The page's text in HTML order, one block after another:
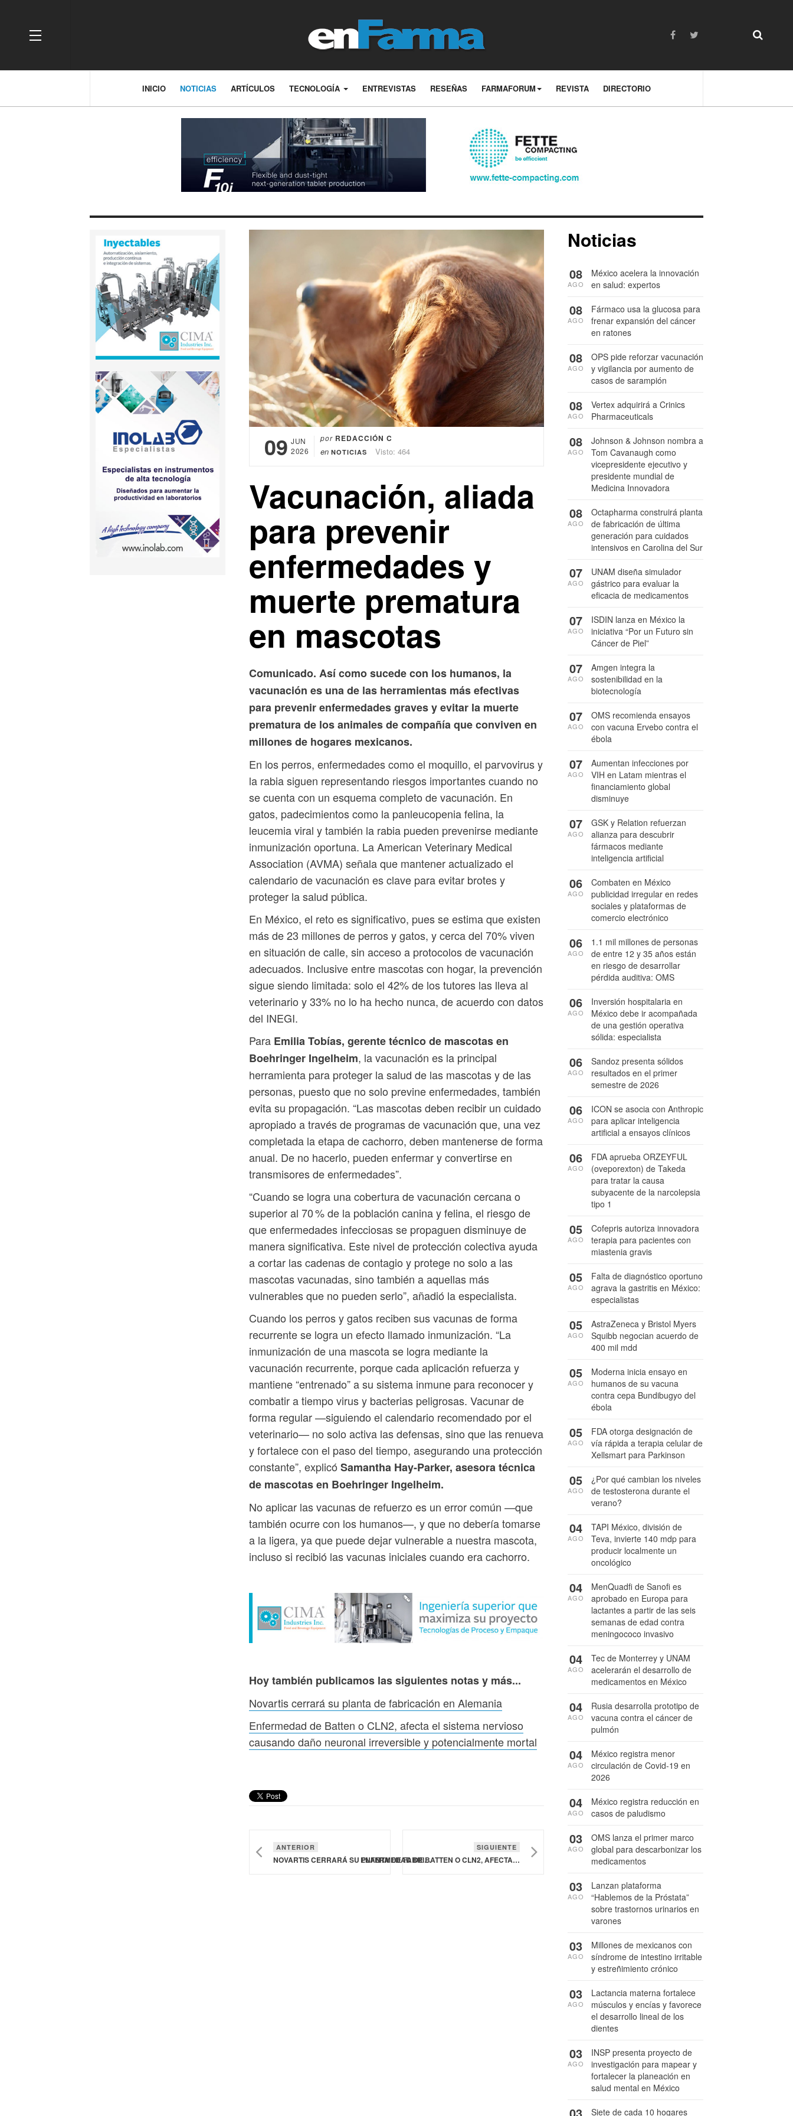
OFF CANVAS
INICIO NOTICIAS ARTÍCULOS TECNOLOGÍA ENTREVISTAS RESEÑAS FARMAFORUM REVISTA DIRECTORIO
09 JUN
2026
por REDACCIÓN C
en NOTICIAS Visto: 464
Vacunación, aliada
para prevenir
enfermedades y
muerte prematura
en mascotas
Comunicado. Así como sucede con los humanos, la
vacunación es una de las herramientas más efectivas
para prevenir enfermedades graves y evitar la muerte
prematura de los animales de compañía que conviven en
millones de hogares mexicanos.
En los perros, enfermedades como el moquillo, el parvovirus y
la rabia siguen representando riesgos importantes cuando no
se cuenta con un esquema completo de vacunación. En
gatos, padecimientos como la panleucopenia felina, la
leucemia viral y también la rabia pueden prevenirse mediante
inmunización oportuna. La American Veterinary Medical
Association (AVMA) señala que mantener actualizado el
calendario de vacunación es clave para evitar brotes y
proteger la salud pública.
En México, el reto es significativo, pues se estima que existen
más de 23 millones de perros y gatos, y cerca del 70% viven
en situación de calle, sin acceso a protocolos de vacunación
adecuados. Inclusive entre mascotas con hogar, la prevención
sigue siendo limitada: solo el 42% de los tutores las lleva al
veterinario y 33% no lo ha hecho nunca, de acuerdo con datos
del INEGI.
Para Emilia Tobías, gerente técnico de mascotas en
Boehringer Ingelheim, la vacunación es la principal
herramienta para proteger la salud de las mascotas y de las
personas, puesto que no solo previne enfermedades, también
evita su propagación. “Las mascotas deben recibir un cuidado
apropiado a través de programas de vacunación que, una vez
completada la etapa de cachorro, deben mantenerse de forma
anual. De no hacerlo, pueden enfermar y convertirse en
transmisores de enfermedades”.
“Cuando se logra una cobertura de vacunación cercana o
superior al 70 % de la población canina y felina, el riesgo de
que enfermedades infecciosas se propaguen disminuye de
manera significativa. Este nivel de protección colectiva ayuda
a cortar las cadenas de contagio y protege no solo a las
mascotas vacunadas, sino también a aquellas más
vulnerables que no pueden serlo”, añadió la especialista.
Cuando los perros y gatos reciben sus vacunas de forma
recurrente se logra un efecto llamado inmunización. “La
inmunización de una mascota se logra mediante la
vacunación recurrente, porque cada aplicación refuerza y
mantiene “entrenado” a su sistema inmune para reconocer y
combatir a tiempo virus y bacterias peligrosas. Vacunar de
forma regular —siguiendo el calendario recomendado por el
veterinario— no solo activa las defensas, sino que las renueva
y fortalece con el paso del tiempo, asegurando una protección
constante”, explicó Samantha Hay-Parker, asesora técnica
de mascotas en Boehringer Ingelheim.
No aplicar las vacunas de refuerzo es un error común —que
también ocurre con los humanos—, y que no debería tomarse
a la ligera, ya que puede dejar vulnerable a nuestra mascota,
incluso si recibió las vacunas iniciales cuando era cachorro.
Hoy también publicamos las siguientes notas y más...
Novartis cerrará su planta de fabricación en Alemania
Enfermedad de Batten o CLN2, afecta el sistema nervioso
causando daño neuronal irreversible y potencialmente mortal
ANTERIOR
NOVARTIS CERRARÁ SU PLANTA DE FABRICACIÓN EN ALEMANIA
SIGUIENTE
ENFERMEDAD DE BATTEN O CLN2, AFECTA EL SISTEMA NERVIOSO CAUSANDO DAÑO NEURONAL IRREVERSIBLE Y POTENCIALMENTE MORTAL
Noticias
México acelera la innovación
en salud: expertos
08
AGO
Fármaco usa la glucosa para
frenar expansión del cáncer
en ratones
08
AGO
OPS pide reforzar vacunación
y vigilancia por aumento de
casos de sarampión
08
AGO
Vertex adquirirá a Crinics
Pharmaceuticals
08
AGO
Johnson & Johnson nombra a
Tom Cavanaugh como
vicepresidente ejecutivo y
presidente mundial de
Medicina Innovadora
08
AGO
Octapharma construirá planta
de fabricación de última
generación para cuidados
intensivos en Carolina del Sur
08
AGO
UNAM diseña simulador
gástrico para evaluar la
eficacia de medicamentos
07
AGO
ISDIN lanza en México la
iniciativa “Por un Futuro sin
Cáncer de Piel”
07
AGO
Amgen integra la
sostenibilidad en la
biotecnología
07
AGO
OMS recomienda ensayos
con vacuna Ervebo contra el
ébola
07
AGO
Aumentan infecciones por
VIH en Latam mientras el
financiamiento global
disminuye
07
AGO
GSK y Relation refuerzan
alianza para descubrir
fármacos mediante
inteligencia artificial
07
AGO
Combaten en México
publicidad irregular en redes
sociales y plataformas de
comercio electrónico
06
AGO
1.1 mil millones de personas
de entre 12 y 35 años están
en riesgo de desarrollar
pérdida auditiva: OMS
06
AGO
Inversión hospitalaria en
México debe ir acompañada
de una gestión operativa
sólida: especialista
06
AGO
Sandoz presenta sólidos
resultados en el primer
semestre de 2026
06
AGO
ICON se asocia con Anthropic
para aplicar inteligencia
artificial a ensayos clínicos
06
AGO
FDA aprueba ORZEYFUL
(oveporexton) de Takeda
para tratar la causa
subyacente de la narcolepsia
tipo 1
06
AGO
Cofepris autoriza innovadora
terapia para pacientes con
miastenia gravis
05
AGO
Falta de diagnóstico oportuno
agrava la gastritis en México:
especialistas
05
AGO
AstraZeneca y Bristol Myers
Squibb negocian acuerdo de
400 mil mdd
05
AGO
Moderna inicia ensayo en
humanos de su vacuna
contra cepa Bundibugyo del
ébola
05
AGO
FDA otorga designación de
vía rápida a terapia celular de
Xellsmart para Parkinson
05
AGO
¿Por qué cambian los niveles
de testosterona durante el
verano?
05
AGO
TAPI México, división de
Teva, invierte 140 mdp para
producir localmente un
oncológico
04
AGO
MenQuadfi de Sanofi es
aprobado en Europa para
lactantes a partir de las seis
semanas de edad contra
meningococo invasivo
04
AGO
Tec de Monterrey y UNAM
acelerarán el desarrollo de
medicamentos en México
04
AGO
Rusia desarrolla prototipo de
vacuna contra el cáncer de
pulmón
04
AGO
México registra menor
circulación de Covid-19 en
2026
04
AGO
México registra reducción en
casos de paludismo
04
AGO
OMS lanza el primer marco
global para descarbonizar los
medicamentos
03
AGO
Lanzan plataforma
“Hablemos de la Próstata”
sobre trastornos urinarios en
varones
03
AGO
Millones de mexicanos con
síndrome de intestino irritable
y estreñimiento crónico
03
AGO
Lactancia materna fortalece
músculos y encías y favorece
el desarrollo lineal de los
dientes
03
AGO
INSP presenta proyecto de
investigación para mapear y
fortalecer la planeación en
salud mental en México
03
AGO
Siete de cada 10 hogares